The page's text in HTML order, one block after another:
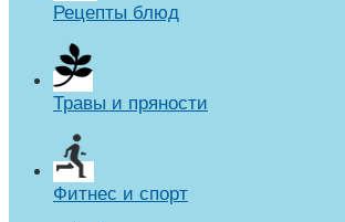
Рецепты блюд
Травы и пряности
Фитнес и спорт